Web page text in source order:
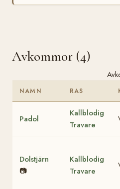
Avkommor (4)
NAMN RAS
Padol
Kallblodig
Travare
Dolstjärn
📷
Kallblodig
Travare